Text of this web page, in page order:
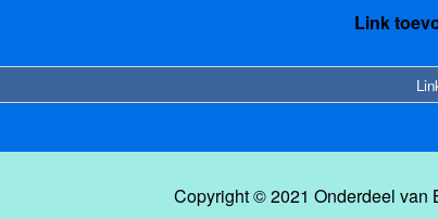
Link
Copyright © 2021 Onderdeel van